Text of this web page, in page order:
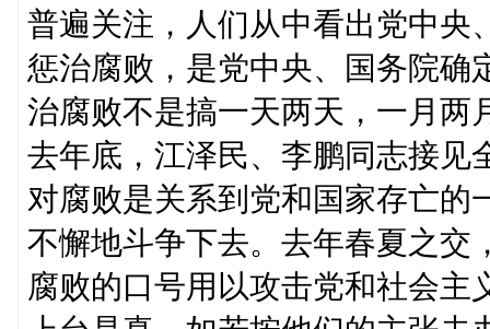
普遍关注，人们从中看出党中央
惩治腐败，是党中央、国务院确
治腐败不是搞一天两天，一月两
去年底，江泽民、李鹏同志接见
对腐败是关系到党和国家存亡的
不懈地斗争下去。去年春夏之交
腐败的口号用以攻击党和社会主